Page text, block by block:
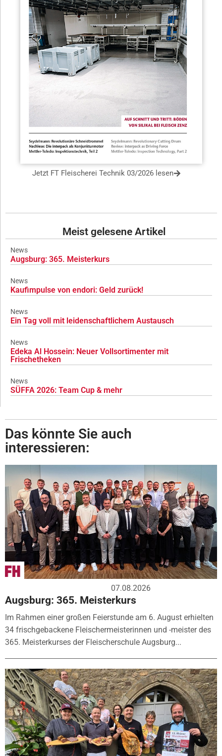
Jetzt FT Fleischerei Technik 03/2026 lesen
Meist gelesene Artikel
News
Augsburg: 365. Meisterkurs
News
Kaufimpulse von endori: Geld zurück!
News
Ein Tag voll mit leidenschaftlichem Austausch
News
Edeka Al Hossein: Neuer Vollsortimenter mit
Frischetheken
News
SÜFFA 2026: Team Cup & mehr
Das könnte Sie auch
interessieren:
07.08.2026
Augsburg: 365. Meisterkurs
Im Rahmen einer großen Feierstunde am 6. August erhielten
34 frischgebackene Fleischermeisterinnen und -meister des
365. Meisterkurses der Fleischerschule Augsburg...